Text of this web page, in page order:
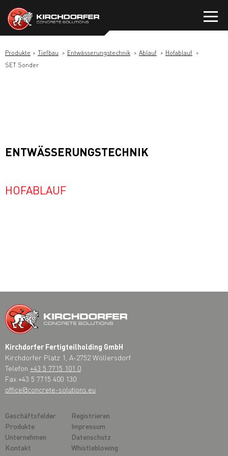
Inhalt
springen
Produkte Tiefbau Entwässerungstechnik Ablauf
Hofablauf
SET Sonder
ENTWÄSSERUNGSTECHNIK
HOFABLAUF
Kirchdorfer Fertigteilholding GmbH
Kirchdorfer Platz 1, A-2752 Wöllersdorf
Telefon +43 5 7715 101 0
Fax +43 5 7715 400 130
office@concrete-solutions.eu
Geschäftsfelder
Produkte
Unternehmen
Kontakt
Registrieren
Impressum
Datenschutz
Whistleblowing